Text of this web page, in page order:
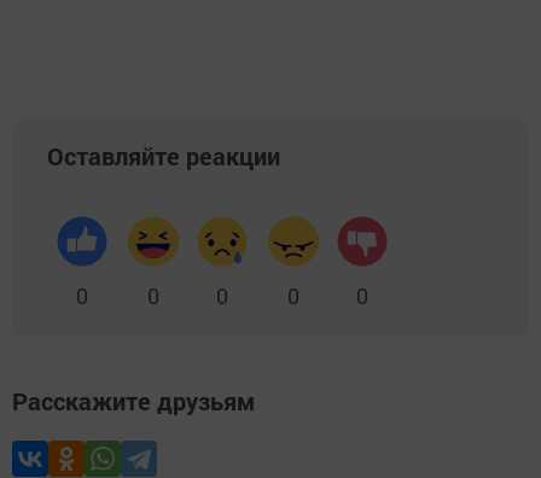
Оставляйте реакции
0 0 0 0 0
Расскажите друзьям